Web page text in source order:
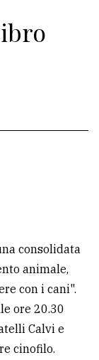
consolidata
animale,
con i cani".
ore 20.30
Calvi e
cinofilo.